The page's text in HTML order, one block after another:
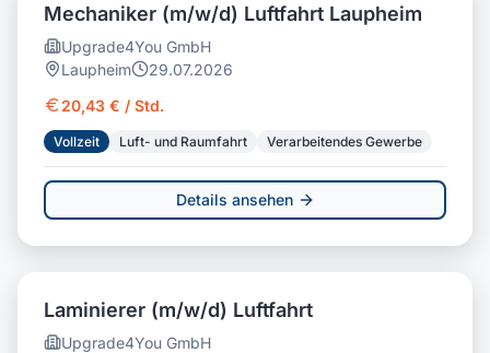
Mechaniker (m/w/d) Luftfahrt Laupheim
Upgrade4You GmbH
Laupheim
29.07.2026
20,43 € / Std.
Vollzeit Luft- und Raumfahrt Verarbeitendes Gewerbe
Details ansehen
Laminierer (m/w/d) Luftfahrt
Upgrade4You GmbH